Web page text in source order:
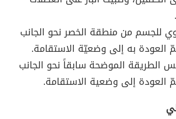
للجسم من منطقة الخصر نحو الجانب
العودة به إلى وضعيّة الاستقامة.
الطريقة الموضحة سابقاً نحو الجانب
العودة إلى وضعية الاستقامة.